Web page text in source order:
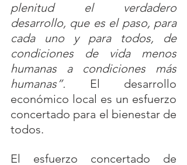
plenitud el verdadero
desarrollo, que es el paso, para
cada uno y para todos, de
condiciones de vida menos
humanas a condiciones más
humanas”.
El desarrollo
económico local es un esfuerzo
concertado para el bienestar de
todos.
El esfuerzo concertado de